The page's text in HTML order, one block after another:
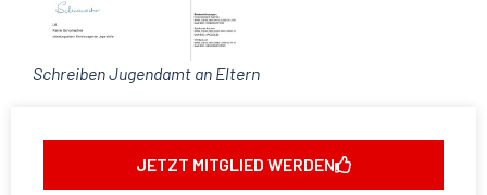
Schreiben Jugendamt an Eltern
JETZT MITGLIED WERDEN